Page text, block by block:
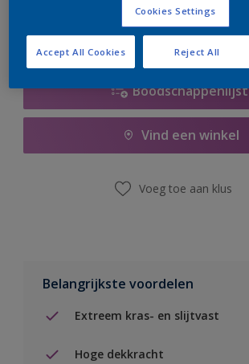
Boodschappenlijst
Vind een winkel
Voeg toe aan klus
Belangrijkste voordelen
Extreem kras- en slijtvast
Hoge dekkracht
Cookies Settings
Reject All
Accept All Cookies